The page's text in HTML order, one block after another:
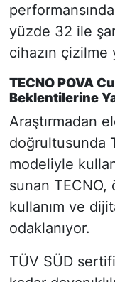
yüzde 32 ile
cihazın
TECNO POVA
Beklentilerine
Araştırmadan
doğrultusunda
modeliyle
sunan
kullanım ve
odaklanıyor.
TÜV SÜD